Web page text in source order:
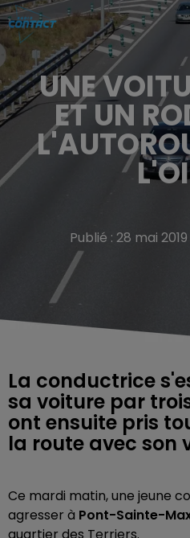
UNE
ET UN
Publié : 28 mai
La conductrice
sa voiture par
ont ensuite pris
la route avec son
Ce mardi matin, une jeune
agresser à Pont-Sainte-
quartier des Terriers.